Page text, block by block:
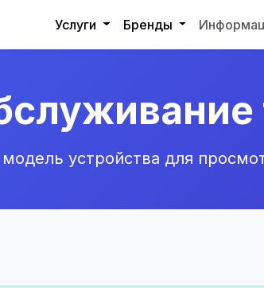
Услуги Бренды
устройства для